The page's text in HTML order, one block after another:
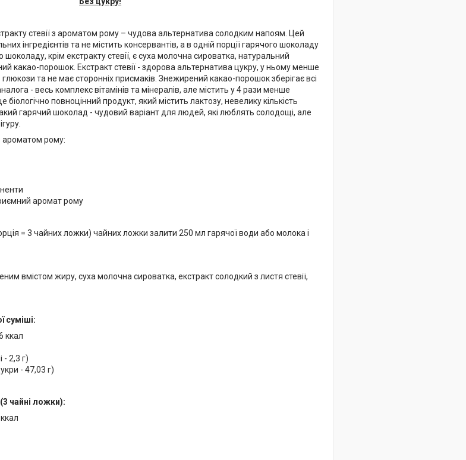
стевії з ароматом рому – чудова альтернатива солодким напоям. Цей
інгредієнтів та не містить консервантів, а в одній порції гарячого шоколаду
крім екстракту стевії, є суха молочна сироватка, натуральний
какао-порошок. Екстракт стевії - здорова альтернатива цукру, у ньому менше
глюкози та не має сторонніх присмаків. Знежирений какао-порошок зберігає всі
- весь комплекс вітамінів та мінералів, але містить у 4 рази менше
повноцінний продукт, який містить лактозу, невелику кількість
гарячий шоколад - чудовий варіант для людей, які люблять солодощі, але
ароматом рому:
аромат рому
= 3 чайних ложки) чайних ложки залити 250 мл гарячої води або молока і
вмістом жиру, суха молочна сироватка, екстракт солодкий з листя стевії,
суміші:
ккал
- 2,3 г)
- 47,03 г)
чайні ложки):